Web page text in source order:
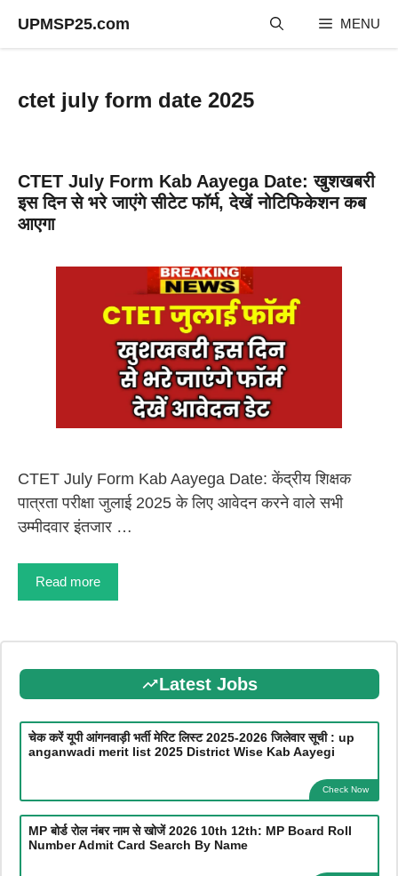
UPMSP25.com MENU
ctet july form date 2025
CTET July Form Kab Aayega Date: खुशखबरी
इस दिन से भरे जाएंगे सीटेट फॉर्म, देखें नोटिफिकेशन कब
आएगा
CTET July Form Kab Aayega Date: केंद्रीय शिक्षक
पात्रता परीक्षा जुलाई 2025 के लिए आवेदन करने वाले सभी
उम्मीदवार इंतजार …
Read more
Latest Jobs
चेक करें यूपी आंगनवाड़ी भर्ती मेरिट लिस्ट 2025-2026 जिलेवार सूची : up
anganwadi merit list 2025 District Wise Kab Aayegi
Check Now
MP बोर्ड रोल नंबर नाम से खोजें 2026 10th 12th: MP Board Roll
Number Admit Card Search By Name